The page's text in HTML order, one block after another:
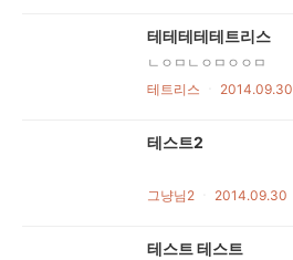
테테테테테트리스
ㄴㅇㅁㄴㅇㅁㅇㅇㅁ
테트리스
2014.09.30
테스트2
그냥님2 2014.09.30
테스트 테스트